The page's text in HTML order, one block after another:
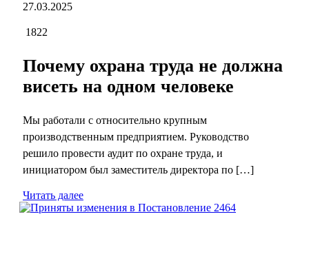
27.03.2025
1822
Почему охрана труда не должна
висеть на одном человеке
Мы работали с относительно крупным
производственным предприятием. Руководство
решило провести аудит по охране труда, и
инициатором был заместитель директора по […]
Читать далее